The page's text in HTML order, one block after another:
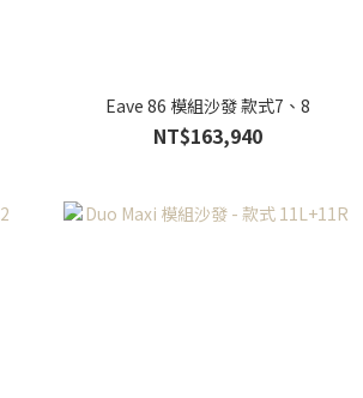
Eave 86 模組沙發 款式7、8
NT$163,940